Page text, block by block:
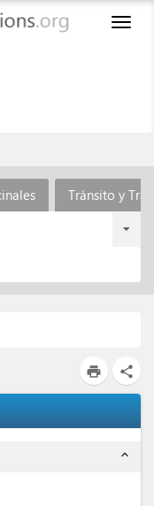
Tránsito y
print share
expand_less